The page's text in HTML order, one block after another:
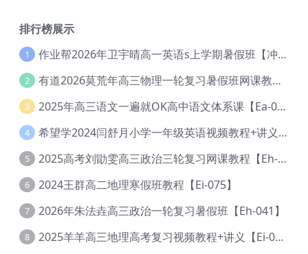
排行榜展示
1 作业帮2026年卫宇晴高一英语s上学期暑假班【冲顶班】【Ec-003】
2 有道2026莫荒年高三物理一轮复习暑假班网课教程【Ef-044】
3 2025年高三语文一遍就OK高中语文体系课【Ea-028】
4 希望学2024闫舒月小学一年级英语视频教程+讲义【Cc-004】
5 2025高考刘勖雯高三政治三轮复习网课教程【Eh-061】
6 2024王群高二地理寒假班教程【Ei-075】
7 2026年朱法垚高三政治一轮复习暑假班【Eh-041】
8 2025羊羊高三地理高考复习视频教程+讲义【Ei-051】